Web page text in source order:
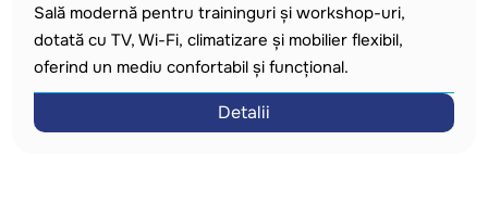
Sală modernă pentru traininguri și workshop-uri,
dotată cu TV, Wi-Fi, climatizare și mobilier flexibil,
oferind un mediu confortabil și funcțional.
Detalii